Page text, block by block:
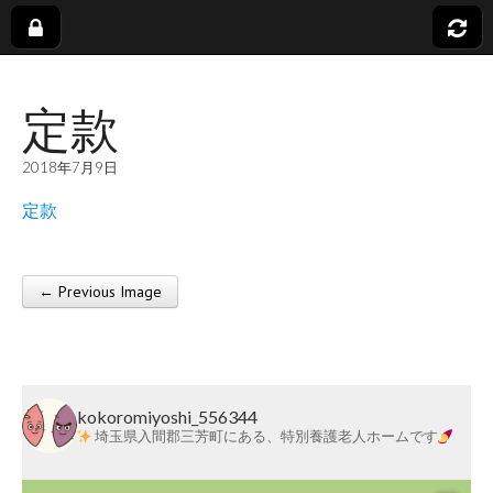
社
会
福
祉
法
人
蓬
定款
2018年7月9日
定款
Post navigation
← Previous Image
kokoromiyoshi_556344
埼玉県入間郡三芳町にある、特別養護老人ホームです